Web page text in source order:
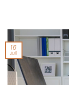
16
Juil